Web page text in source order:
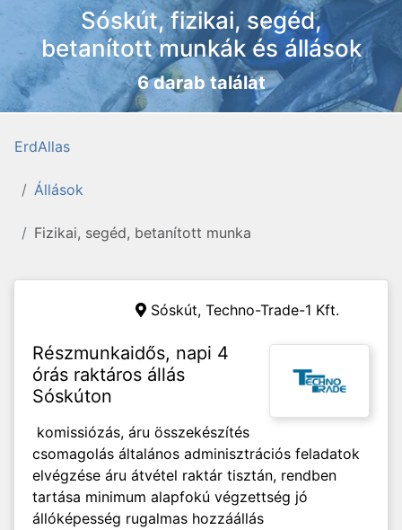
Sóskút, fizikai, segéd,
betanított munkák és állások
6 darab találat
ErdAllas
Állások
Fizikai, segéd, betanított munka
Sóskút, Techno-Trade-1 Kft.
Részmunkaidős, napi 4
órás raktáros állás
Sóskúton
komissiózás, áru összekészítés
csomagolás általános adminisztrációs feladatok
elvégzése áru átvétel raktár tisztán, rendben
tartása minimum alapfokú végzettség jó
állóképesség rugalmas hozzáállás